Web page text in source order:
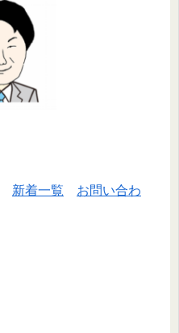
新着一覧
お問い合わ